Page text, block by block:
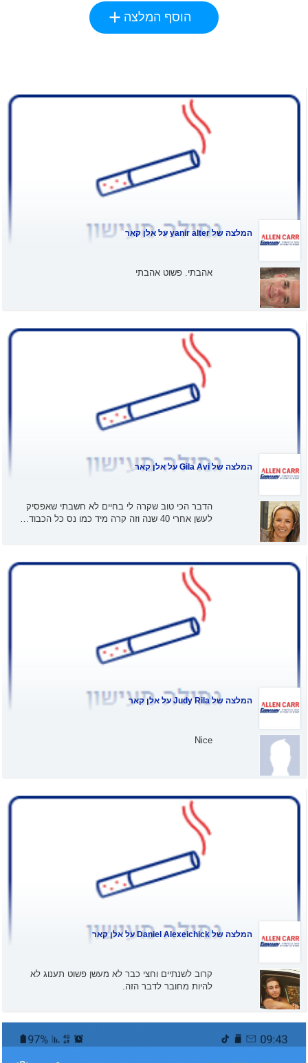
הוסף המלצה
המלצה של על אלן קאר
אהבתי. פשוט אהבתי
המלצה של על אלן קאר
הדבר הכי טוב שקרה לי בחיים לא חשבתי שאפסיק
לעשן אחרי 40 שנה וזה קרה מיד כמו נס כל הכבוד…
המלצה של על אלן קאר
Nice
המלצה של על אלן קאר
קרוב לשנתיים וחצי כבר לא מעשן פשוט תענוג לא
להיות מחובר לדבר הזה.